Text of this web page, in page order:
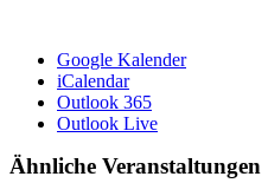
Google Kalender
iCalendar
Outlook 365
Outlook Live
Ähnliche Veranstaltungen